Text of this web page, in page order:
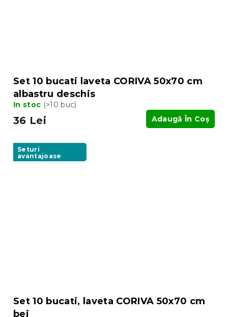
Set 10 bucati laveta CORIVA 50x70 cm
albastru deschis
In stoc (>10 buc)
36 Lei Adaugă În Coş
Seturi
avantajoase
Set 10 bucati, laveta CORIVA 50x70 cm
bej